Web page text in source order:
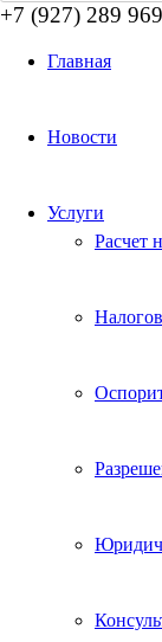
+7 (927) 289
Главная
Новости
Услуги
Расчет